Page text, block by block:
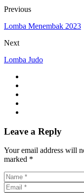
Previous
Lomba Menembak 2023
Next
Lomba Judo
Leave a Reply
Your email address will
marked *